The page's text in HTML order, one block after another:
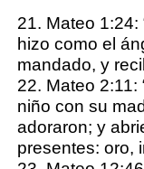
21. Mateo
hizo como el
mandado, y
22. Mateo 2:11:
niño con su
adoraron; y
presentes: oro,